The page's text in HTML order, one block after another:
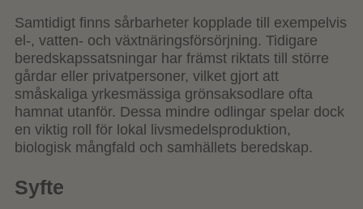
Samtidigt finns sårbarheter kopplade till exempelvis
el-, vatten- och växtnäringsförsörjning. Tidigare
beredskapssatsningar har främst riktats till större
gårdar eller privatpersoner, vilket gjort att
småskaliga yrkesmässiga grönsaksodlare ofta
hamnat utanför. Dessa mindre odlingar spelar dock
en viktig roll för lokal livsmedelsproduktion,
biologisk mångfald och samhällets beredskap.
Syfte